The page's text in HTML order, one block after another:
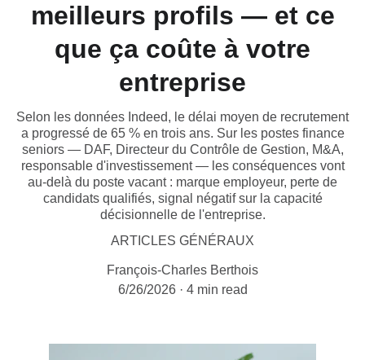
meilleurs profils — et ce
que ça coûte à votre
entreprise
Selon les données Indeed, le délai moyen de recrutement
a progressé de 65 % en trois ans. Sur les postes finance
seniors — DAF, Directeur du Contrôle de Gestion, M&A,
responsable d'investissement — les conséquences vont
au-delà du poste vacant : marque employeur, perte de
candidats qualifiés, signal négatif sur la capacité
décisionnelle de l'entreprise.
ARTICLES GÉNÉRAUX
François-Charles Berthois
6/26/2026
4 min read